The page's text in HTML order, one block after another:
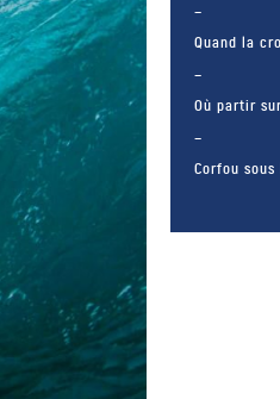
Quand la
Où partir
Corfou